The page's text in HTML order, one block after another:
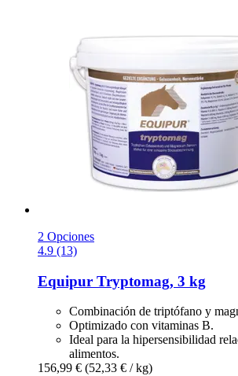
2 Opciones
4.9 (13)
Equipur Tryptomag, 3 kg
Combinación de triptófano y
Optimizado con vitaminas B.
Ideal para la hipersensibilidad
alimentos.
156,99 € (52,33 € / kg)